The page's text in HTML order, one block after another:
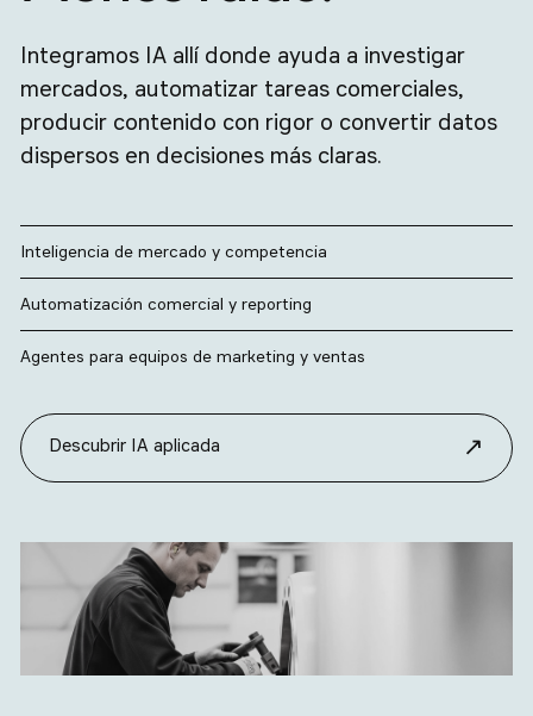
Integramos IA allí donde ayuda a investigar
mercados, automatizar tareas comerciales,
producir contenido con rigor o convertir datos
dispersos en decisiones más claras.
Inteligencia de mercado y competencia
Automatización comercial y reporting
Agentes para equipos de marketing y ventas
Descubrir IA aplicada ↗